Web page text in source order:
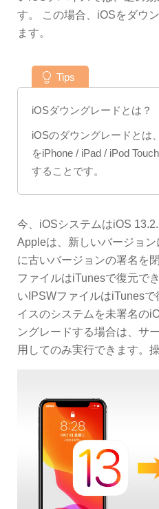
す。 この場合、iOSをダウ
ます。
Tips
iOSダウングレードとは？
iOSのダウングレードとは
をiPhone / iPad / iPod
することです。
今、iOSシステムはiOS
Appleは、新しいバージョ
に古いバージョンの署名を
ファイルはiTunesで復元で
いIPSWファイルはiTunes
イスのシステムを未署名の
ングレードする場合は、サ
用してのみ実行できます。